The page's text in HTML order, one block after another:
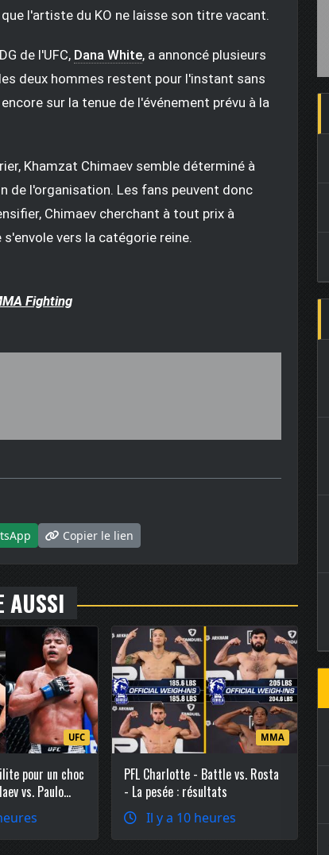
l'artiste du KO ne laisse son titre vacant.
de l'UFC, Dana White, a annoncé plusieurs
deux hommes restent pour l'instant sans
sur la tenue de l'événement prévu à la
Khamzat Chimaev semble déterminé à
de l'organisation. Les fans peuvent donc
Chimaev cherchant à tout prix à
vers la catégorie reine.
Fighting
Copier le lien
AUSSI
UFC
pour un choc
vs. Paulo
mi-lourds
MMA
PFL Charlotte - Battle vs. Rosta
- La pesée : résultats
Il y a 10 heures